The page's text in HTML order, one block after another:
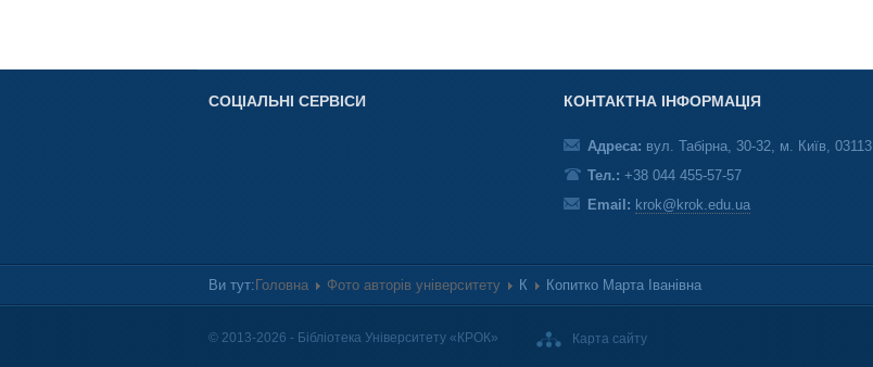
СОЦІАЛЬНІ СЕРВІСИ КОНТАКТНА ІНФОРМАЦІЯ
Адреса: вул. Табірна, 30-32, м. Київ, 03113
Тел.: +38 044 455-57-57
Email: krok@krok.edu.ua
Ви тут: Головна Фото авторів університету К Копитко Марта Іванівна
© 2013-2026 - Бібліотека Університету «КРОК» Карта сайту